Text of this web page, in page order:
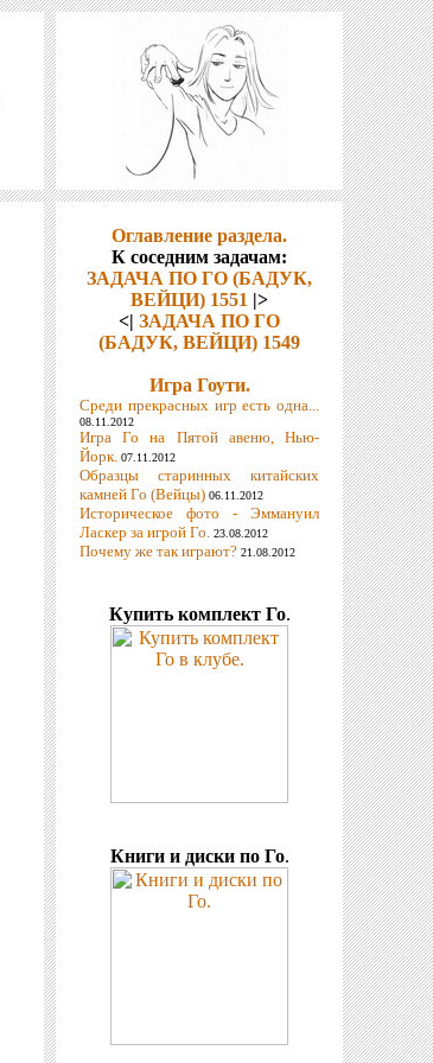
Оглавление раздела.
К соседним задачам:
ЗАДАЧА ПО ГО (БАДУК,
ВЕЙЦИ) 1551 |>
<| ЗАДАЧА ПО ГО
(БАДУК, ВЕЙЦИ) 1549
Игра Гоути.
Среди прекрасных игр есть одна...
08.11.2012
Игра Го на Пятой авеню, Нью-
Йорк. 07.11.2012
Образцы старинных китайских
камней Го (Вейцы) 06.11.2012
Историческое фото - Эммануил
Ласкер за игрой Го. 23.08.2012
Почему же так играют? 21.08.2012
Купить комплект Го.
Книги и диски по Го.